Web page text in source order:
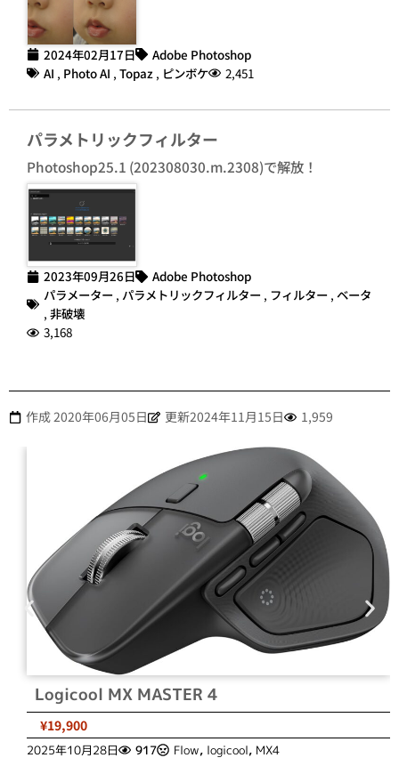
2024年02月17日
Adobe Photoshop
AI , Photo AI , Topaz , ピンボケ 2,451
パラメトリックフィルター
Photoshop25.1 (202308030.m.2308)で解放！
2023年09月26日
Adobe Photoshop
パラメーター , パラメトリックフィルター , フィルター , ベータ
, 非破壊
3,168
作成2020年06月05日 更新2024年11月15日 1,959
Logicool MX MASTER 4
¥19,900
2025年10月28日 917 Flow, logicool, MX4